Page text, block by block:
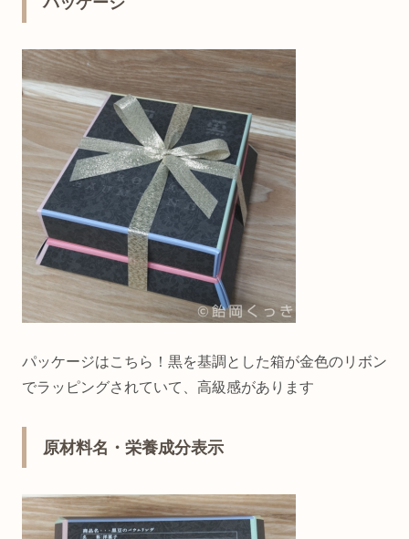
パッケージはこちら！黒を基調とした箱が金色のリボン
でラッピングされていて、高級感があります
原材料名・栄養成分表示